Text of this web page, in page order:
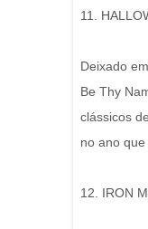
11.
Deixado
Be Thy
clássicos
no ano que
12. IRON